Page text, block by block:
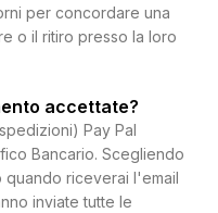
per concordare una
o il ritiro presso la loro
accettate?
Pay Pal
Bancario. Scegliendo
quando riceverai l'email
inviate tutte le